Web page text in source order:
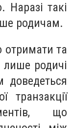
Наразі такі
родичам.
та
родичі
доведеться
транзакції
що